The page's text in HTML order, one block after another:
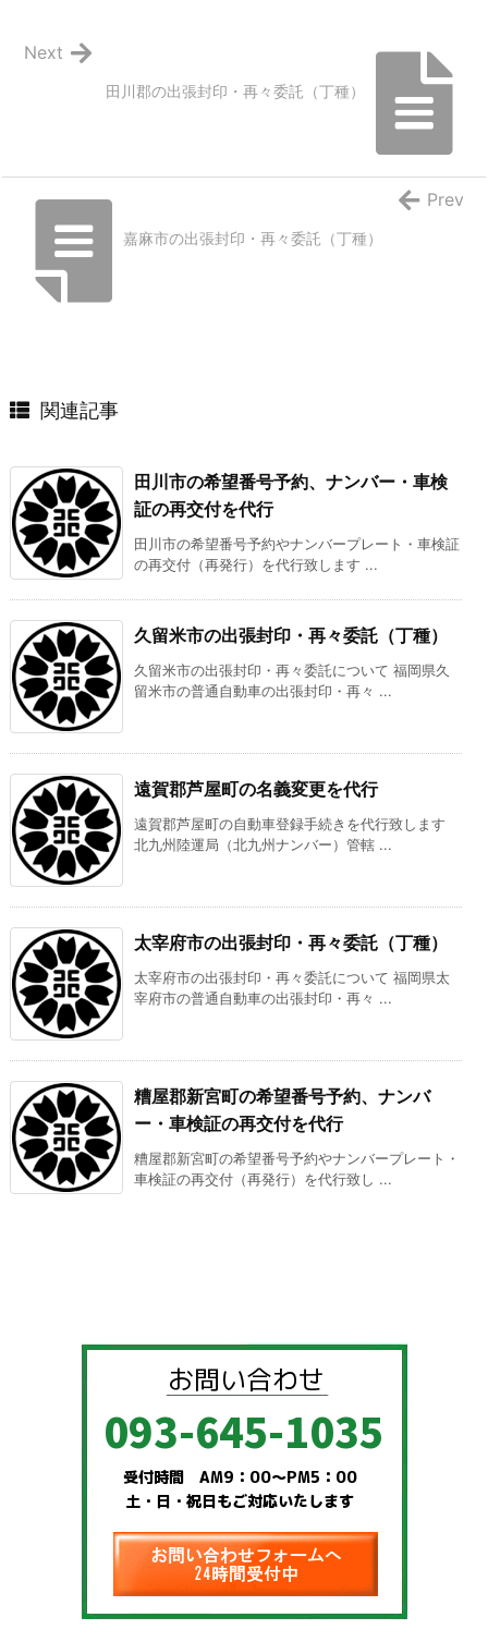
田川郡の出張封印・再々委託（丁種）
Next
嘉麻市の出張封印・再々委託（丁種）
Prev
関連記事
田川市の希望番号予約、ナンバー・車検
証の再交付を代行
田川市の希望番号予約やナンバープレート・車検証
の再交付（再発行）を代行致します ...
久留米市の出張封印・再々委託（丁種）
久留米市の出張封印・再々委託について 福岡県久
留米市の普通自動車の出張封印・再々 ...
遠賀郡芦屋町の名義変更を代行
遠賀郡芦屋町の自動車登録手続きを代行致します
北九州陸運局（北九州ナンバー）管轄 ...
太宰府市の出張封印・再々委託（丁種）
太宰府市の出張封印・再々委託について 福岡県太
宰府市の普通自動車の出張封印・再々 ...
糟屋郡新宮町の希望番号予約、ナンバ
ー・車検証の再交付を代行
糟屋郡新宮町の希望番号予約やナンバープレート・
車検証の再交付（再発行）を代行致し ...